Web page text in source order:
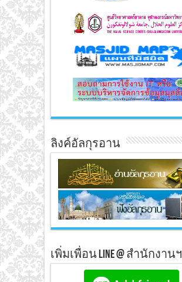
ลิงค์อัลกุรอาน
เพิ่มเพื่อน line @ สำนักงานฯ